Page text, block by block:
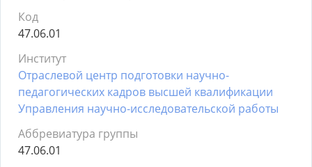
Код
47.06.01
Институт
Отраслевой центр подготовки научно-
педагогических кадров высшей квалификации
Управления научно-исследовательской работы
Аббревиатура группы
47.06.01